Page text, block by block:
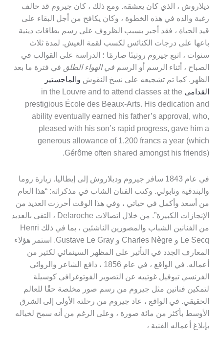
ديلاروش ، الذي كان يعشقه. ومع ذلك ، كان جيروم قد خالف
رغبة والده في هذه الخطوة ، وكان يكافح من أجل البقاء على
قيد الحياة ، فقد أجبر بسبب الظروف على رسم بطاقات دينية
باعها على درجات الكنائس لكسب لقمة العيش. لمدة ثلاث
سنوات ، اتبع جيروم روتينًا صارمًا ؛ الدراسة على القوالب في
الصباح ، أثناء الرسم أو الرسم في الهواء الطلق في فترة ما بعد
الظهر. كما تم تشجيعه على نسخ النقوش والماجستير
القدامى in the Louvre and to attend classes at the
prestigious École des Beaux-Arts. His dedication and
ability eventually earned his father’s approval, who,
pleased with his son’s rapid progress, gave him a
generous allowance of 1,200 francs a year (which
Gérôme often shared amongst his friends).
في عام 1843 سافر جيروم وديلاروش إلى إيطاليا. زيارة روما
والبندقية ونابولي. وكتب الفنان الشاب في مذكراته: “هذا العام
من أسعد وأكمل في حياتي ، وفي هذا الوقت أحرزت العديد من
الإنجازات الكبيرة”. من خلال اتصالات Delaroche ، التقى بالعديد
من الفنانين الشباب والمصورين الناشئين ، بما في ذلك Henri
Le Secq و Charles Nègre و Gustave Le Gray. استمر هؤلاء
المعارف الجدد في التأثير على المظهر السينمائي لكثير من
أعماله. في الواقع ، في عام 1856 ، دافع الشاعر والروائي
الفرنسي تيوفيل غوتييه عن التصوير الفوتوغرافي كوسيلة
لتمكين فنانين مثل جيروم من رسم صور مخلصة حقًا للعالم
الحقيقي. في الواقع ، عاد جيروم من رحلته الأولى إلى الشرق
الأوسط بأكثر من مائة صورة ، وعلى الرغم من أنه سمح لخياله
بإبلاغ أعماله الفنية ،